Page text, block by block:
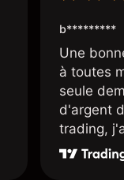
b*********
Une
à toutes
seule
d'argent
trading,
une carte